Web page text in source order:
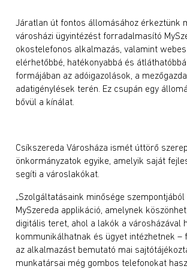
Járatlan út fontos állomásához érkeztünk
városházi ügyintézést forradalmasító
okostelefonos alkalmazás, valamint
elérhetőbbé, hatékonyabbá és
formájában az adóigazolások, a
adatigénylések terén. Ez csupán egy
bővül a kínálat.
Csíkszereda Városháza ismét úttörő
önkormányzatok egyike, amelyik saját
segíti a városlakókat.
„Szolgáltatásaink minősége
MySzereda applikáció, amelynek
digitális teret, ahol a lakók a városházával
kommunikálhatnak és ügyet intézhetnek
az alkalmazást bemutató mai
munkatársai még gombos telefonokat